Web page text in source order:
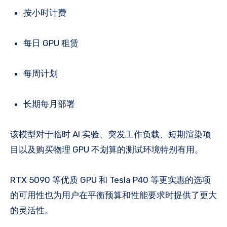
按小时计费
每日 GPU 租赁
每周计划
长期每月部署
该模型对于临时 AI 实验、突发工作负载、短期渲染项
目以及购买物理 GPU 不划算的测试环境特别有用。
RTX 5090 等优质 GPU 和 Tesla P40 等更实惠的选项
的可用性也为用户在平衡预算和性能要求时提供了更大
的灵活性。